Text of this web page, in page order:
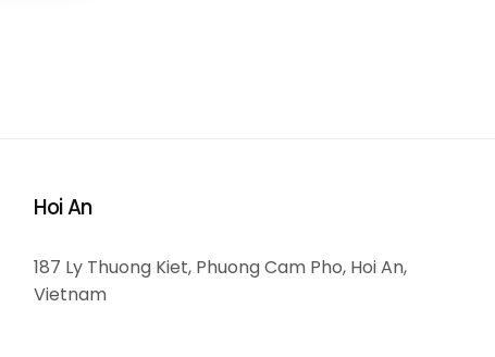
Hoi An
187 Ly Thuong Kiet, Phuong Cam Pho, Hoi An,
Vietnam